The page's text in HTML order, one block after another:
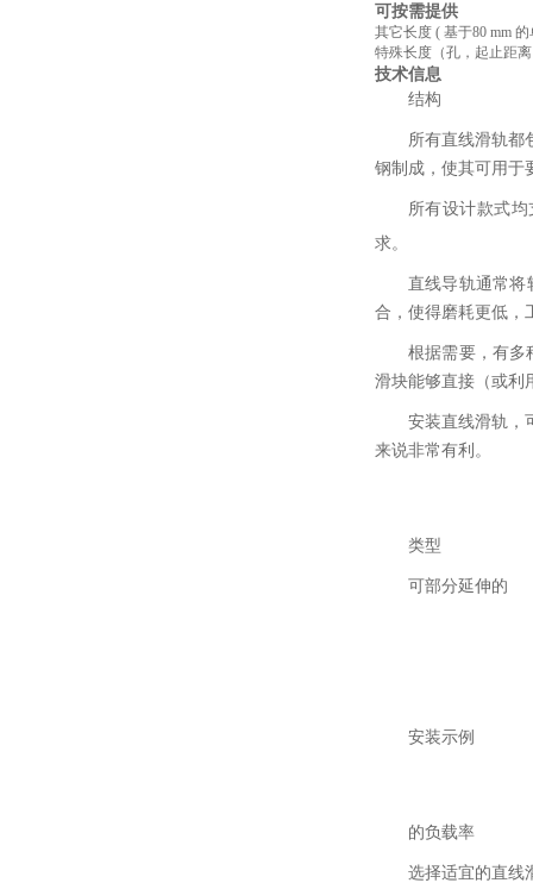
可按需提供
其它长度 ( 基于80 mm
特殊长度（孔，起止距
技术信息
结构
所有直线滑轨都
钢制成，使其可用于
所有设计款式
求。
直线导轨通常将
合，使得磨耗更低，
根据需要，有多
滑块能够直接（或利
安装直线滑轨，
来说非常有利。
类型
可部分延伸的
安装示例
的负载率
选择适宜的直线